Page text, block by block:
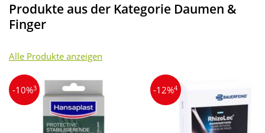
Produkte aus der Kategorie Daumen &
Finger
Alle Produkte anzeigen
-10%3 -12%4